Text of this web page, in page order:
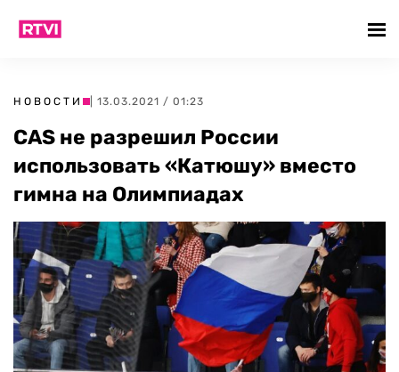
НОВОСТИ | 13.03.2021 / 01:23
CAS не разрешил России
использовать «Катюшу» вместо
гимна на Олимпиадах